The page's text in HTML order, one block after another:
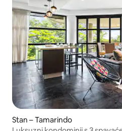
Stan – Tamarindo